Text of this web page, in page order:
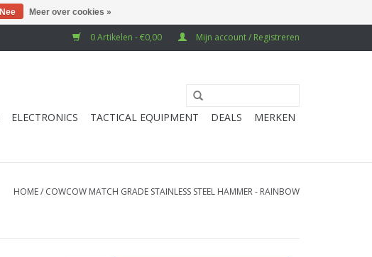
0 Artikelen - €0,00 Mijn account / Registreren
ELECTRONICS TACTICAL EQUIPMENT DEALS MERKEN
HOME/ COWCOW MATCH GRADE STAINLESS STEEL HAMMER - RAINBOW
Nee Meer over cookies »